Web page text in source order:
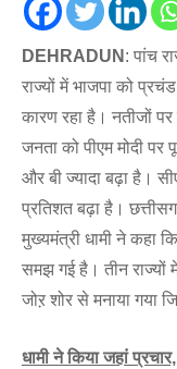
DEHRADUN : पांच
राज्यों में भाजपा को
कारण रहा है। नतीजों
जनता को पीएम मोदी
और बी ज्यादा बढ़ा है।
प्रतिशत बढ़ा है।
मुख्यमंत्री धामी ने कहा
समझ गई है। तीन राज्यों
जोऱ शोर से मनाया गया
धामी ने किया जहां